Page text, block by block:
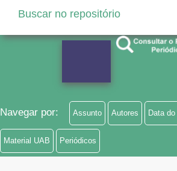
Navegar por: Assunto Autores Data
Material UAB Periódicos